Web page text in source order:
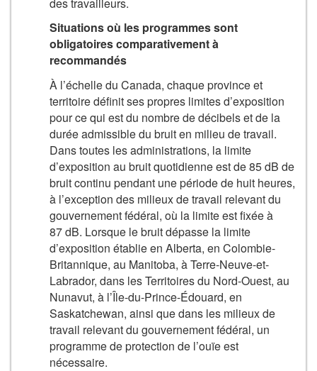
Situations où les programmes sont
obligatoires comparativement à
recommandés
À l’échelle du Canada, chaque province et
territoire définit ses propres limites d’exposition
pour ce qui est du nombre de décibels et de la
durée admissible du bruit en milieu de travail.
Dans toutes les administrations, la limite
d’exposition au bruit quotidienne est de 85 dB de
bruit continu pendant une période de huit heures,
à l’exception des milieux de travail relevant du
gouvernement fédéral, où la limite est fixée à
87 dB. Lorsque le bruit dépasse la limite
d’exposition établie en Alberta, en Colombie-
Britannique, au Manitoba, à Terre-Neuve-et-
Labrador, dans les Territoires du Nord-Ouest, au
Nunavut, à l’Île-du-Prince-Édouard, en
Saskatchewan, ainsi que dans les milieux de
travail relevant du gouvernement fédéral, un
programme de protection de l’ouïe est
nécessaire.